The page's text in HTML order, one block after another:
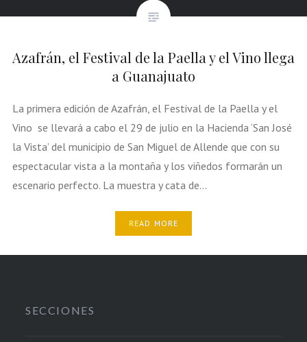
Azafrán, el Festival de la Paella y el Vino llega
a Guanajuato
La primera edición de Azafrán, el Festival de la Paella y el
Vino se llevará a cabo el 29 de julio en la Hacienda ‘San José
la Vista’ del municipio de San Miguel de Allende que con su
espectacular vista a la montaña y los viñedos formarán un
escenario perfecto. La muestra y cata de…
READ MORE
SECCIONES